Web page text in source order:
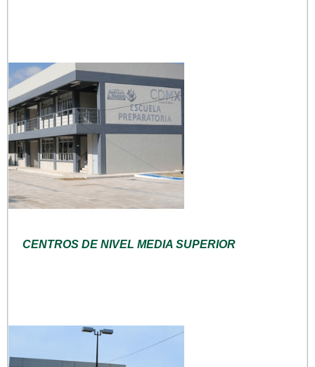
CENTROS DE NIVEL MEDIA SUPERIOR